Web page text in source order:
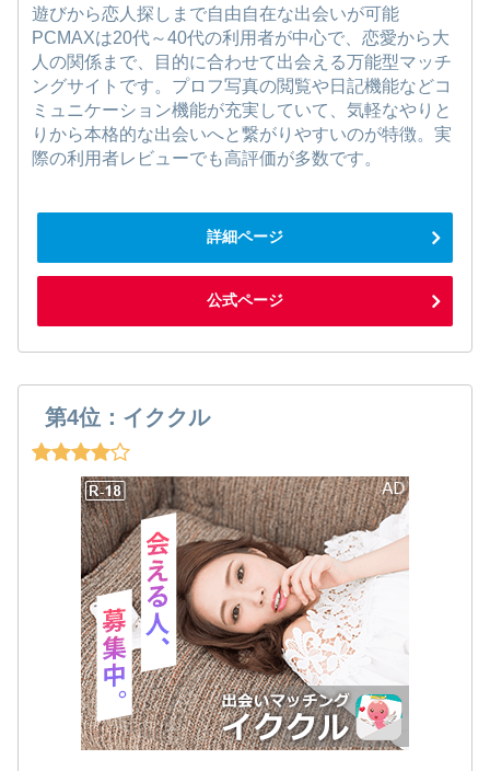
遊びから恋人探しまで自由自在な出会いが可能
PCMAXは20代～40代の利用者が中心で、恋愛から大
人の関係まで、目的に合わせて出会える万能型マッチ
ングサイトです。プロフ写真の閲覧や日記機能などコ
ミュニケーション機能が充実していて、気軽なやりと
りから本格的な出会いへと繋がりやすいのが特徴。実
際の利用者レビューでも高評価が多数です。
詳細ページ
公式ページ
第4位：イククル